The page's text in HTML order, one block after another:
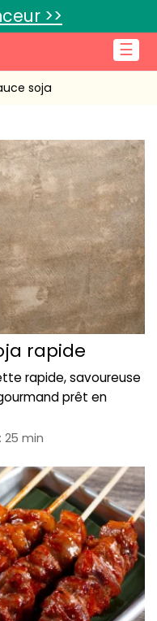
☰
>>
soja
rapide
rapide, savoureuse
prêt en
25 min